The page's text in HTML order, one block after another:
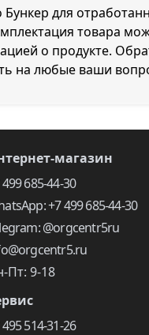
для
товара
о продукте.
на любые ваши
магазин
685-44-30
+7 499 685-44-30
@orgcentr5ru
Пт: 9-18
514-31-26